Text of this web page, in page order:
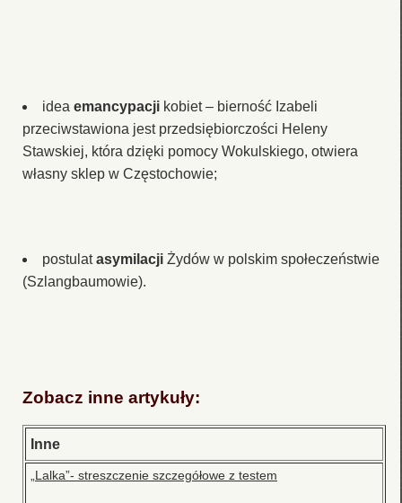
idea emancypacji kobiet – bierność Izabeli
przeciwstawiona jest przedsiębiorczości Heleny
Stawskiej, która dzięki pomocy Wokulskiego, otwiera
własny sklep w Częstochowie;
postulatasymilacji Żydów w polskim społeczeństwie
(Szlangbaumowie).
Zobacz inne artykuły:
Inne
„Lalka”- streszczenie szczegółowe z testem